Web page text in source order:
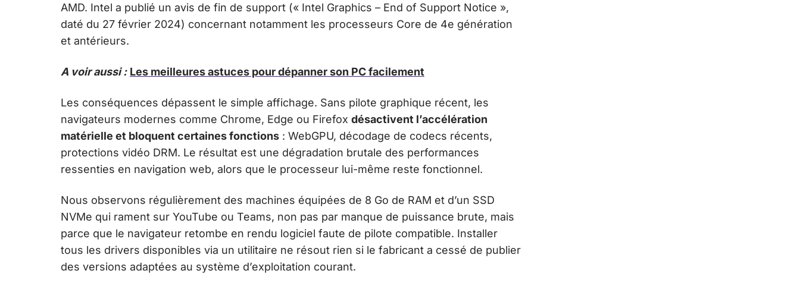
AMD. Intel a publié un avis de fin de support (« Intel Graphics – End of Support Notice »,
daté du 27 février 2024) concernant notamment les processeurs Core de 4e génération
et antérieurs.
A voir aussi : Les meilleures astuces pour dépanner son PC facilement
Les conséquences dépassent le simple affichage. Sans pilote graphique récent, les
navigateurs modernes comme Chrome, Edge ou Firefox désactivent l’accélération
matérielle et bloquent certaines fonctions : WebGPU, décodage de codecs récents,
protections vidéo DRM. Le résultat est une dégradation brutale des performances
ressenties en navigation web, alors que le processeur lui-même reste fonctionnel.
Nous observons régulièrement des machines équipées de 8 Go de RAM et d’un SSD
NVMe qui rament sur YouTube ou Teams, non pas par manque de puissance brute, mais
parce que le navigateur retombe en rendu logiciel faute de pilote compatible. Installer
tous les drivers disponibles via un utilitaire ne résout rien si le fabricant a cessé de publier
des versions adaptées au système d’exploitation courant.